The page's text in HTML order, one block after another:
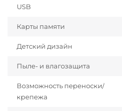
USB
Карты памяти
Детский дизайн
Пыле- и влагозащита
Возможность переноски/
крепежа